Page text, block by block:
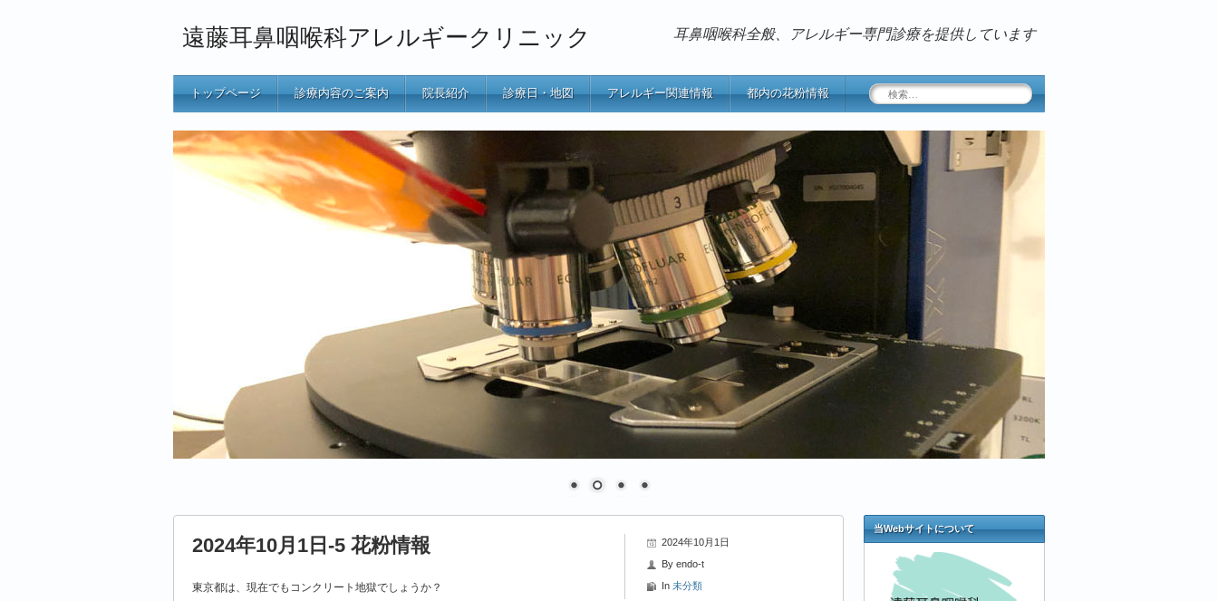
遠藤耳鼻咽喉科アレルギークリニック 耳鼻咽喉科全般、アレルギー専門診療を提供しています
トップページ 診療内容のご案内 院長紹介 診療日・地図 アレルギー関連情報 都内の花粉情報
検
索:
2024年10月1日
By endo-t
In 未分類
2024年10月1日-5 花粉情報
東京都は、現在でもコンクリート地獄でしょうか？
当Webサイトについて